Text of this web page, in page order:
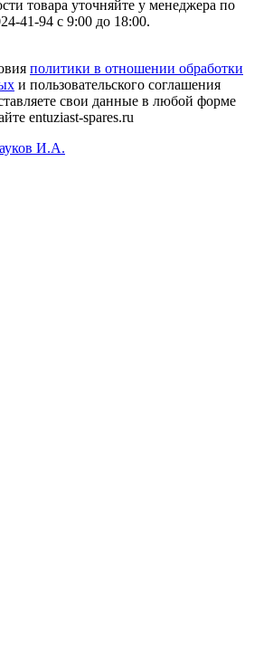
товара уточняйте у менеджера по
41-94 с 9:00 до 18:00.
политики в отношении обработки
и пользовательского соглашения
свои данные в любой форме
entuziast-spares.ru
И.А.